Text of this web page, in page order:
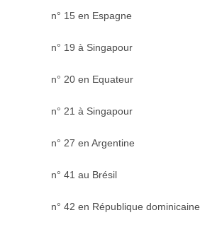
n° 15 en Espagne
n° 19 à Singapour
n° 20 en Equateur
n° 21 à Singapour
n° 27 en Argentine
n° 41 au Brésil
n° 42 en République dominicaine